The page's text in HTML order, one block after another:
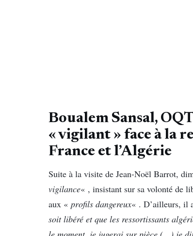
Boualem Sansal,
« vigilant » face à la
France et l’Algérie
Suite à la visite de Jean-Noël Barrot,
vigilance« , insistant sur sa volonté de
aux « profils dangereux« . D’ailleurs, il
soit libéré et que les ressortissants